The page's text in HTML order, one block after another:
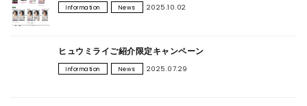
Information News 2025.10.02
ヒュウミライご紹介限定キャンペーン
Information News 2025.07.29